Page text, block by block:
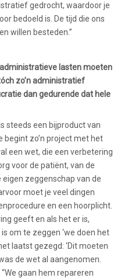
gedrocht, waardoor je
bedoeld is. De tijd die ons
willen besteden.”
lasten moeten
zo’n administratief
dan gedurende dat hele
steeds een bijproduct van
begint zo’n project met het
een wet, die een verbetering
voor de patiënt, van de
zeggenschap van de
moet je veel dingen
en een hoorplicht.
geeft en als het er is,
om te zeggen ‘we doen het
laatst gezegd: ‘Dit moeten
de wet al aangenomen.
gaan hem repareren